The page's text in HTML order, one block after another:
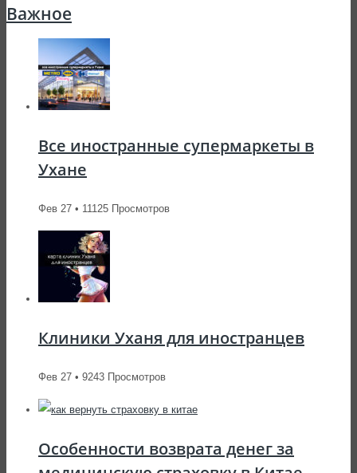
Важное
Все иностранные супермаркеты в
Ухане
Фев 27 • 11125 Просмотров
Клиники Уханя для иностранцев
Фев 27 • 9243 Просмотров
Особенности возврата денег за